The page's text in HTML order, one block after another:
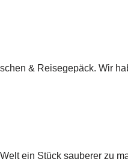
& Reisegepäck. Wir
ein Stück sauberer zu